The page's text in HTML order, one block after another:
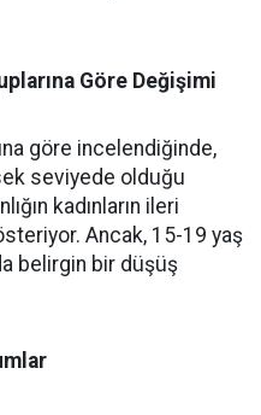
Göre Değişimi
göre incelendiğinde,
seviyede olduğu
kadınların ileri
Ancak, 15-19 yaş
belirgin bir düşüş